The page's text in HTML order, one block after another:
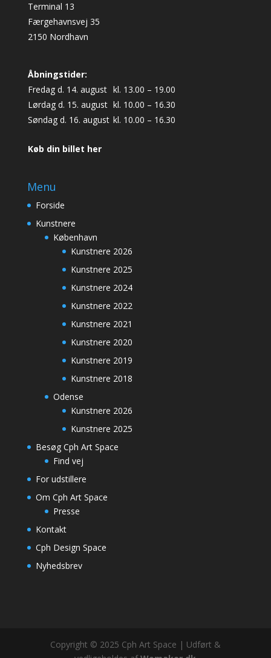
Terminal 13
Færgehavnsvej 35
2150 Nordhavn
Åbningstider:
Fredag d. 14. august kl. 13.00 – 19.00
Lørdag d. 15. august kl. 10.00 – 16.30
Søndag d. 16. august kl. 10.00 – 16.30
Køb din billet her
Menu
Forside
Kunstnere
København
Kunstnere 2026
Kunstnere 2025
Kunstnere 2024
Kunstnere 2022
Kunstnere 2021
Kunstnere 2020
Kunstnere 2019
Kunstnere 2018
Odense
Kunstnere 2026
Kunstnere 2025
Besøg Cph Art Space
Find vej
For udstillere
Om Cph Art Space
Presse
Kontakt
Cph Design Space
Nyhedsbrev
Copyright © 2025 Cph Art Space | Udført &